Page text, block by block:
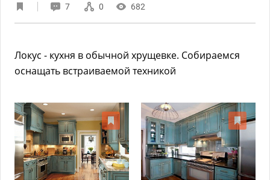
7 0 682
Локус - кухня в обычной хрущевке. Собираемся
оснащать встраиваемой техникой